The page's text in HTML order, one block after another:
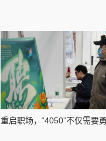
重启职场，“4050”不仅需要